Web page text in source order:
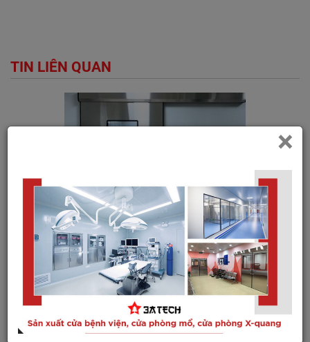
TIN LIÊN QUAN
Sản xuất cửa phòng mổ uy tín - giải pháp đồng bộ cho môi
trường y tế hiện đại
Trong các công trình y tế hiện nay, phòng mổ được xem là
khu vực có yêu cầu...
×